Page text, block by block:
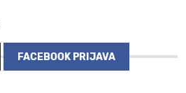
FACEBOOK PRIJAVA